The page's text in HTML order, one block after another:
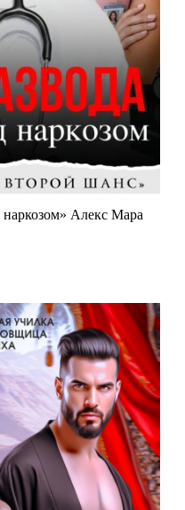
наркозом» Алекс Мара